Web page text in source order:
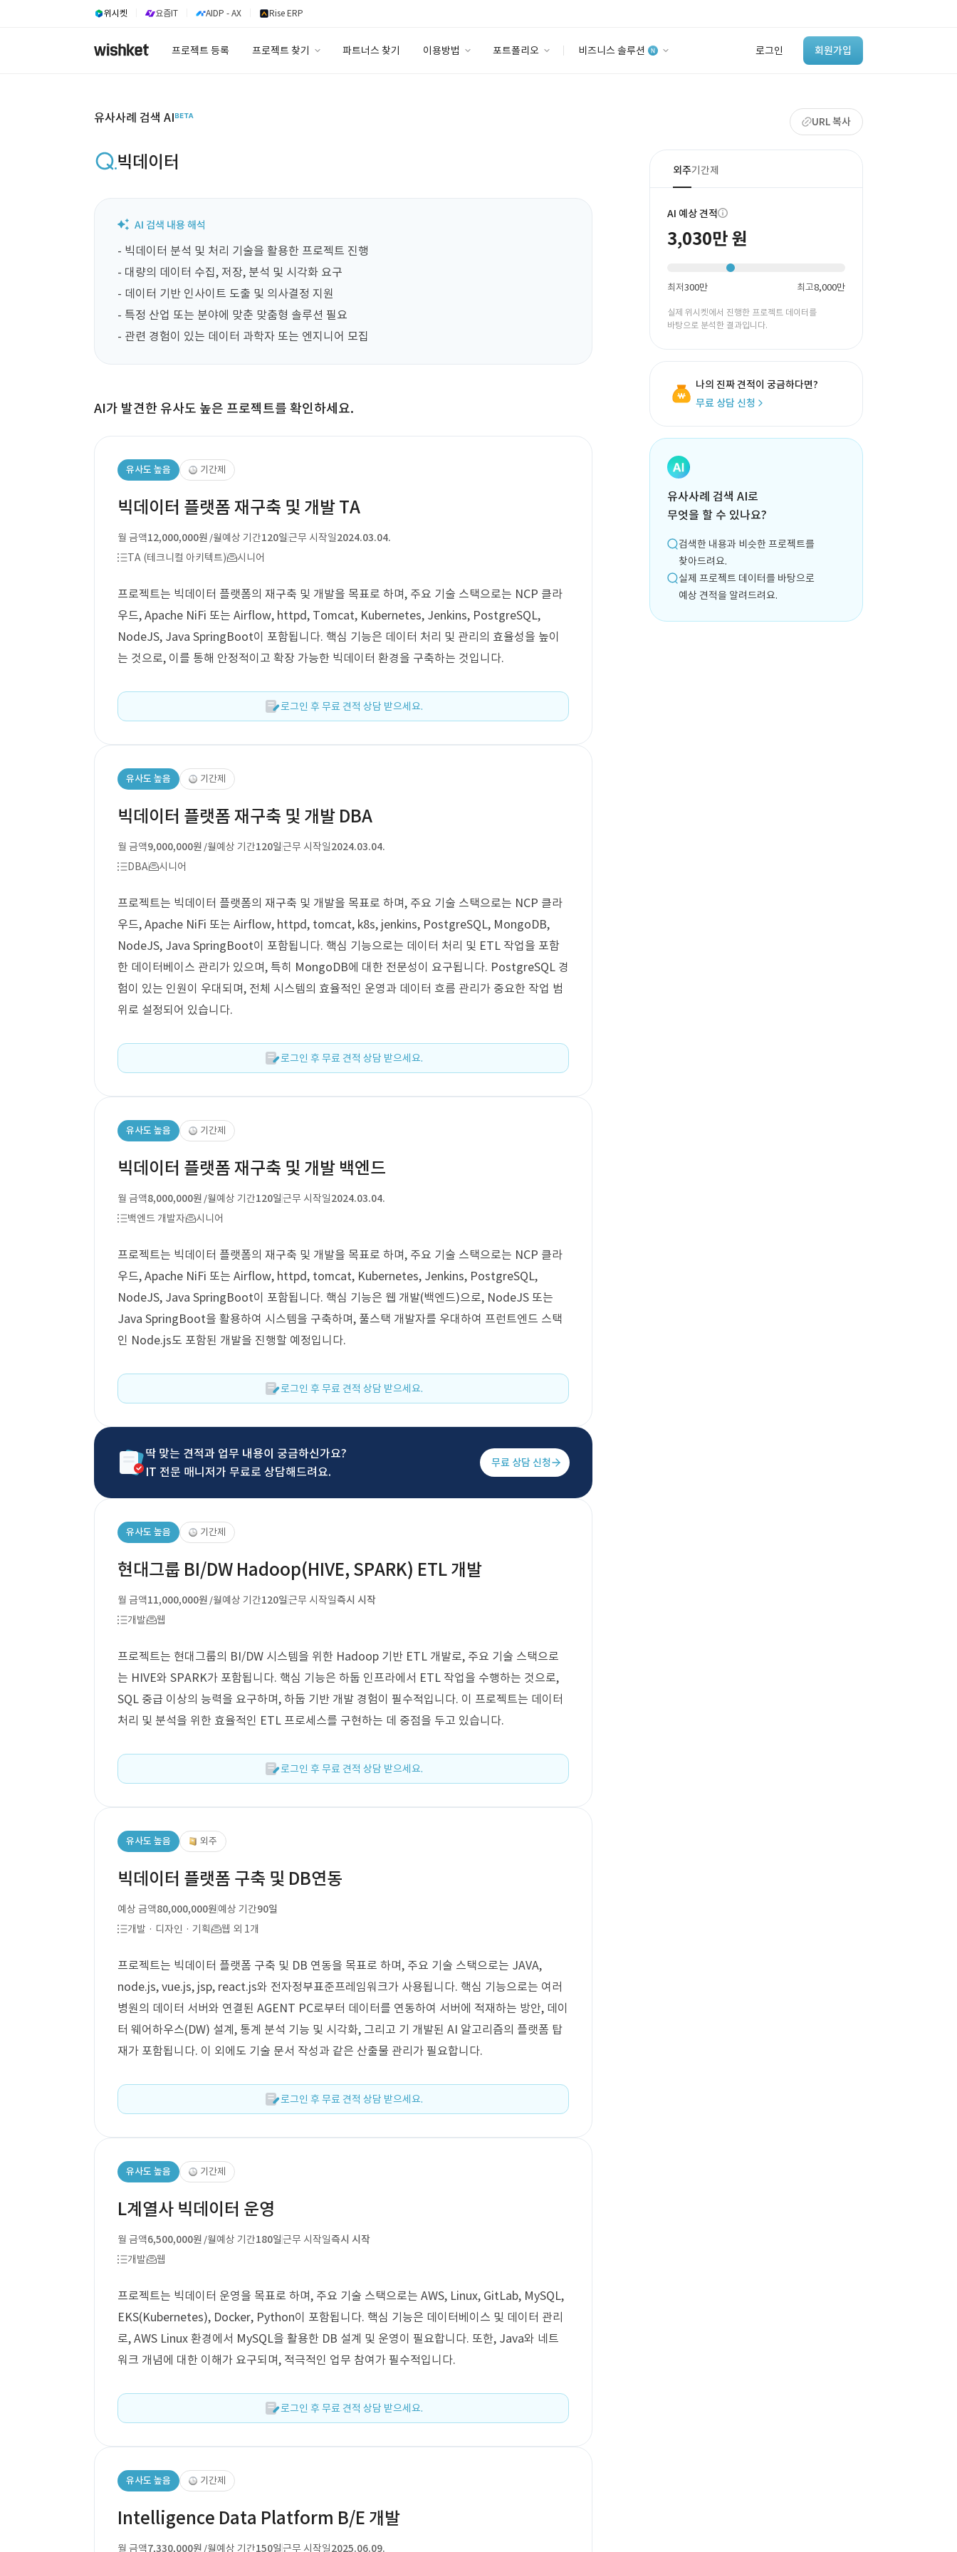
위시켓 요즘IT AIDP - AX Rise ERP
프로젝트 등록 프로젝트 찾기 파트너스 찾기 이용방법 포트폴리오 비즈니스 솔루션 로그인 회원가입
‘이런 거’ 만들어본
개발 회사 있어?
바로가기
유사사례 검색 AI URL 복사
빅데이터
- 빅데이터 분석 및 처리 기술을 활용한 프로젝트 진행
- 대량의 데이터 수집, 저장, 분석 및 시각화 요구
- 데이터 기반 인사이트 도출 및 의사결정 지원
- 특정 산업 또는 분야에 맞춘 맞춤형 솔루션 필요
- 관련 경험이 있는 데이터 과학자 또는 엔지니어 모집
AI가 발견한 유사도 높은 프로젝트를 확인하세요.
유사도 높음 기간제
빅데이터 플랫폼 재구축 및 개발 TA
월 금액12,000,000원 /월예상 기간120일근무 시작일2024.03.04.
TA (테크니컬 아키텍트)
시니어
프로젝트는 빅데이터 플랫폼의 재구축 및 개발을 목표로 하며, 주요 기술 스택으로는 NCP 클라
우드, Apache NiFi 또는 Airflow, httpd, Tomcat, Kubernetes, Jenkins, PostgreSQL,
NodeJS, Java SpringBoot이 포함됩니다. 핵심 기능은 데이터 처리 및 관리의 효율성을 높이
는 것으로, 이를 통해 안정적이고 확장 가능한 빅데이터 환경을 구축하는 것입니다.
로그인 후 무료 견적 상담 받으세요.
유사도 높음 기간제
빅데이터 플랫폼 재구축 및 개발 DBA
월 금액9,000,000원 /월예상 기간120일근무 시작일2024.03.04.
DBA
시니어
프로젝트는 빅데이터 플랫폼의 재구축 및 개발을 목표로 하며, 주요 기술 스택으로는 NCP 클라
우드, Apache NiFi 또는 Airflow, httpd, tomcat, k8s, jenkins, PostgreSQL, MongoDB,
NodeJS, Java SpringBoot이 포함됩니다. 핵심 기능으로는 데이터 처리 및 ETL 작업을 포함
한 데이터베이스 관리가 있으며, 특히 MongoDB에 대한 전문성이 요구됩니다. PostgreSQL 경
험이 있는 인원이 우대되며, 전체 시스템의 효율적인 운영과 데이터 흐름 관리가 중요한 작업 범
위로 설정되어 있습니다.
로그인 후 무료 견적 상담 받으세요.
유사도 높음 기간제
빅데이터 플랫폼 재구축 및 개발 백엔드
월 금액8,000,000원 /월예상 기간120일근무 시작일2024.03.04.
백엔드 개발자
시니어
프로젝트는 빅데이터 플랫폼의 재구축 및 개발을 목표로 하며, 주요 기술 스택으로는 NCP 클라
우드, Apache NiFi 또는 Airflow, httpd, tomcat, Kubernetes, Jenkins, PostgreSQL,
NodeJS, Java SpringBoot이 포함됩니다. 핵심 기능은 웹 개발(백엔드)으로, NodeJS 또는
Java SpringBoot을 활용하여 시스템을 구축하며, 풀스택 개발자를 우대하여 프런트엔드 스택
인 Node.js도 포함된 개발을 진행할 예정입니다.
로그인 후 무료 견적 상담 받으세요.
딱 맞는 견적과 업무 내용이 궁금하신가요?
IT 전문 매니저가 무료로 상담해드려요.
무료 상담 신청
유사도 높음 기간제
현대그룹 BI/DW Hadoop(HIVE, SPARK) ETL 개발
월 금액11,000,000원 /월예상 기간120일근무 시작일즉시 시작
개발
웹
프로젝트는 현대그룹의 BI/DW 시스템을 위한 Hadoop 기반 ETL 개발로, 주요 기술 스택으로
는 HIVE와 SPARK가 포함됩니다. 핵심 기능은 하둡 인프라에서 ETL 작업을 수행하는 것으로,
SQL 중급 이상의 능력을 요구하며, 하둡 기반 개발 경험이 필수적입니다. 이 프로젝트는 데이터
처리 및 분석을 위한 효율적인 ETL 프로세스를 구현하는 데 중점을 두고 있습니다.
로그인 후 무료 견적 상담 받으세요.
유사도 높음 외주
빅데이터 플랫폼 구축 및 DB연동
예상 금액80,000,000원예상 기간90일
개발 · 디자인 · 기획
웹 외 1개
프로젝트는 빅데이터 플랫폼 구축 및 DB 연동을 목표로 하며, 주요 기술 스택으로는 JAVA,
node.js, vue.js, jsp, react.js와 전자정부표준프레임워크가 사용됩니다. 핵심 기능으로는 여러
병원의 데이터 서버와 연결된 AGENT PC로부터 데이터를 연동하여 서버에 적재하는 방안, 데이
터 웨어하우스(DW) 설계, 통계 분석 기능 및 시각화, 그리고 기 개발된 AI 알고리즘의 플랫폼 탑
재가 포함됩니다. 이 외에도 기술 문서 작성과 같은 산출물 관리가 필요합니다.
로그인 후 무료 견적 상담 받으세요.
유사도 높음 기간제
L계열사 빅데이터 운영
월 금액6,500,000원 /월예상 기간180일근무 시작일즉시 시작
개발
웹
프로젝트는 빅데이터 운영을 목표로 하며, 주요 기술 스택으로는 AWS, Linux, GitLab, MySQL,
EKS(Kubernetes), Docker, Python이 포함됩니다. 핵심 기능은 데이터베이스 및 데이터 관리
로, AWS Linux 환경에서 MySQL을 활용한 DB 설계 및 운영이 필요합니다. 또한, Java와 네트
워크 개념에 대한 이해가 요구되며, 적극적인 업무 참여가 필수적입니다.
로그인 후 무료 견적 상담 받으세요.
유사도 높음 기간제
Intelligence Data Platform B/E 개발
월 금액7,330,000원 /월예상 기간150일근무 시작일2025.06.09.
외주기간제
AI 예상 견적
3,030만 원
최저300만 최고8,000만
실제 위시켓에서 진행한 프로젝트 데이터를
바탕으로 분석한 결과입니다.
나의 진짜 견적이 궁금하다면?
무료 상담 신청
유사사례 검색 AI로
무엇을 할 수 있나요?
검색한 내용과 비슷한 프로젝트를
찾아드려요.
실제 프로젝트 데이터를 바탕으로
예상 견적을 알려드려요.